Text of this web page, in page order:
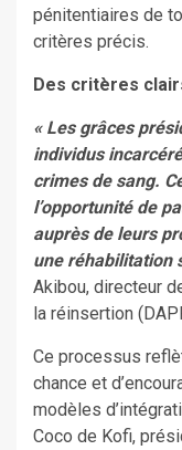
pénitentiaires de
critères précis.
Des critères
« Les grâces
individus
crimes de sang.
l’opportunité de
auprès de leurs
une réhabilitation
Akibou, directeur
la réinsertion
Ce processus
chance et
modèles
Coco de Kofi,